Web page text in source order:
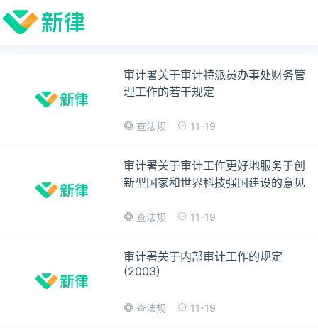
审计署关于审计特派员办事处财务管
理工作的若干规定
查法规 11-19
审计署关于审计工作更好地服务于创
新型国家和世界科技强国建设的意见
查法规 11-19
审计署关于内部审计工作的规定
(2003)
查法规 11-19